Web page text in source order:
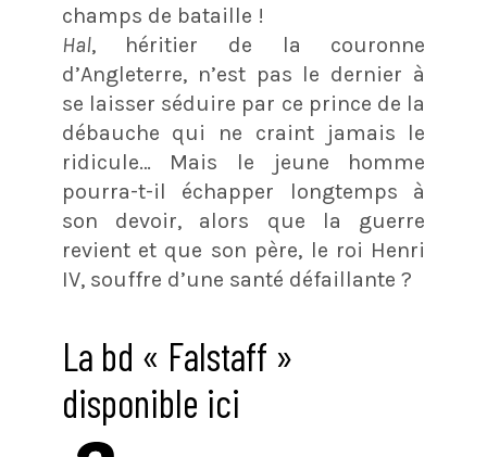
champs de bataille !
Hal, héritier de la couronne
d’Angleterre, n’est pas le dernier à
se laisser séduire par ce prince de la
débauche qui ne craint jamais le
ridicule… Mais le jeune homme
pourra-t-il échapper longtemps à
son devoir, alors que la guerre
revient et que son père, le roi Henri
IV, souffre d’une santé défaillante ?
La bd « Falstaff »
disponible ici